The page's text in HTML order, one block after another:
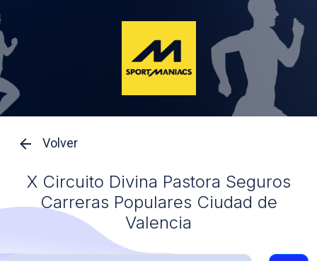
Volver
X Circuito Divina Pastora Seguros
Carreras Populares Ciudad de
Valencia